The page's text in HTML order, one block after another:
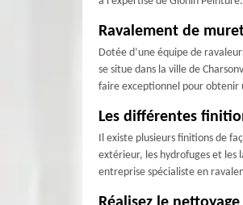
Ravalement de
Dotée d’une équipe de
se situe dans la ville de
faire exceptionnel pour obtenir
Les différentes
Il existe plusieurs finitions de
extérieur, les hydrofuges et les
entreprise spécialiste en